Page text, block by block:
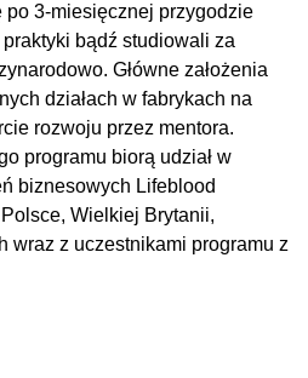
po 3-miesięcznej przygodzie
bądź studiowali za
Główne założenia
działach w fabrykach na
rozwoju przez mentora.
programu biorą udział w
biznesowych Lifeblood
Wielkiej Brytanii,
wraz z uczestnikami programu z